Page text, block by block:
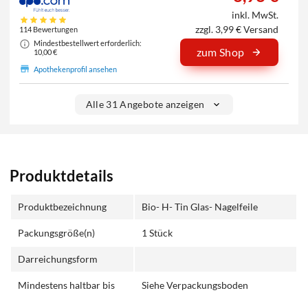
114 Bewertungen
Mindestbestellwert erforderlich:
10,00 €
Apothekenprofil ansehen
inkl. MwSt.
zzgl. 3,99 € Versand
zum Shop
Alle 31 Angebote anzeigen
Produktdetails
Produktbezeichnung Bio- H- Tin Glas- Nagelfeile
Packungsgröße(n) 1 Stück
Darreichungsform
Mindestens haltbar bis Siehe Verpackungsboden